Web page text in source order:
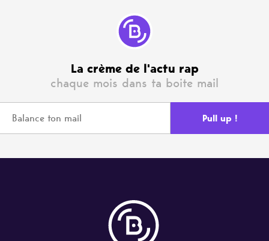
La crème de l'actu rap
chaque mois dans ta boite mail